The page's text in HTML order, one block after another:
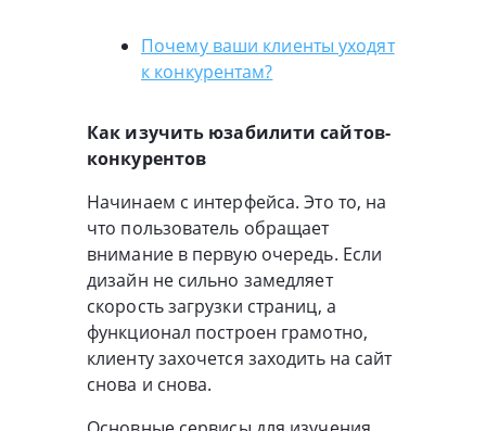
Почему ваши клиенты уходят
к конкурентам?
Как изучить юзабилити сайтов-
конкурентов
Начинаем с интерфейса. Это то, на
что пользователь обращает
внимание в первую очередь. Если
дизайн не сильно замедляет
скорость загрузки страниц, а
функционал построен грамотно,
клиенту захочется заходить на сайт
снова и снова.